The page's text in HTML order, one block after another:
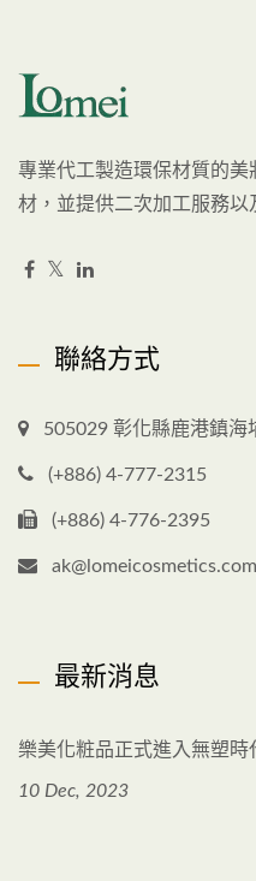
專業代工製造環保材質的
材，並提供二次加工服務以
聯絡方式
505029 彰化縣鹿港鎮海
(+886) 4-777-2315
(+886) 4-776-2395
ak@lomeicosmetics.com
最新消息
樂美化粧品正式進入無塑時
10 Dec, 2023